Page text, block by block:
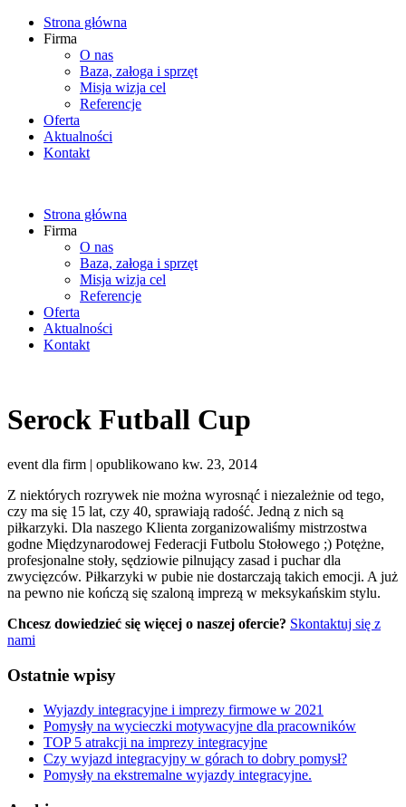
Strona główna
Firma
O nas
Baza, załoga i sprzęt
Misja wizja cel
Referencje
Oferta
Aktualności
Kontakt
Strona główna
Firma
O nas
Baza, załoga i sprzęt
Misja wizja cel
Referencje
Oferta
Aktualności
Kontakt
Serock Futball Cup
event dla firm | opublikowano kw. 23, 2014
Z niektórych rozrywek nie można wyrosnąć i niezależnie od tego,
czy ma się 15 lat, czy 40, sprawiają radość. Jedną z nich są
piłkarzyki. Dla naszego Klienta zorganizowaliśmy mistrzostwa
godne Międzynarodowej Federacji Futbolu Stołowego ;) Potężne,
profesjonalne stoły, sędziowie pilnujący zasad i puchar dla
zwycięzców. Piłkarzyki w pubie nie dostarczają takich emocji. A już
na pewno nie kończą się szaloną imprezą w meksykańskim stylu.
Chcesz dowiedzieć się więcej o naszej ofercie? Skontaktuj się z
nami
Ostatnie wpisy
Wyjazdy integracyjne i imprezy firmowe w 2021
Pomysły na wycieczki motywacyjne dla pracowników
TOP 5 atrakcji na imprezy integracyjne
Czy wyjazd integracyjny w górach to dobry pomysł?
Pomysły na ekstremalne wyjazdy integracyjne.